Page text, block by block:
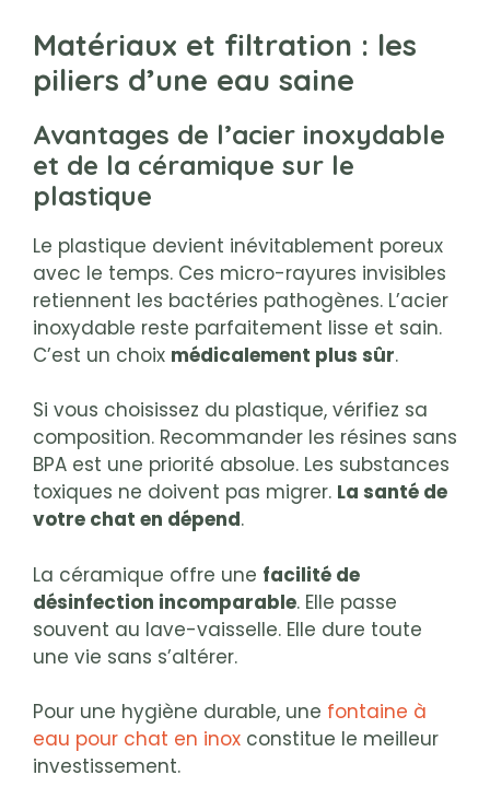
Matériaux et filtration : les
piliers d’une eau saine
Avantages de l’acier inoxydable
et de la céramique sur le
plastique
Le plastique devient inévitablement poreux
avec le temps. Ces micro-rayures invisibles
retiennent les bactéries pathogènes. L’acier
inoxydable reste parfaitement lisse et sain.
C’est un choix médicalement plus sûr.
Si vous choisissez du plastique, vérifiez sa
composition. Recommander les résines sans
BPA est une priorité absolue. Les substances
toxiques ne doivent pas migrer. La santé de
votre chat en dépend.
La céramique offre une facilité de
désinfection incomparable. Elle passe
souvent au lave-vaisselle. Elle dure toute
une vie sans s’altérer.
Pour une hygiène durable, une fontaine à
eau pour chat en inox constitue le meilleur
investissement.